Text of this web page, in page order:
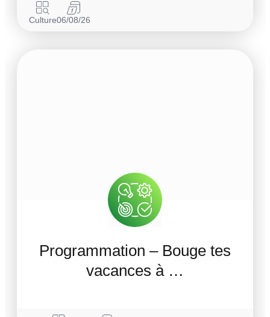
Culture06/08/26
Programmation – Bouge tes
vacances à …